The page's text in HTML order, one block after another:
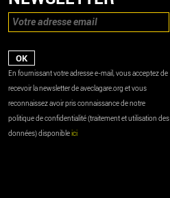
En fournissant votre adresse e-mail, vous acceptez de
recevoir la newsletter de aveclagare.org et vous
reconnaissez avoir pris connaissance de notre
politique de confidentialité (traitement et utilisation des
données) disponibleici